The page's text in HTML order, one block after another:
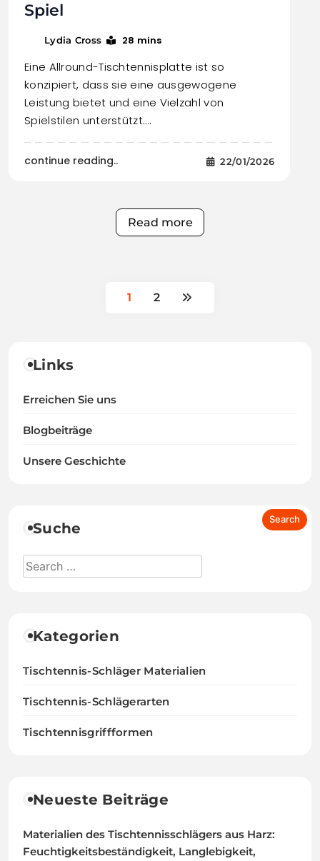
Spiel
Lydia Cross 28 mins
Eine Allround-Tischtennisplatte ist so
konzipiert, dass sie eine ausgewogene
Leistung bietet und eine Vielzahl von
Spielstilen unterstützt.…
continue reading.. 22/01/2026
Read more
1 2
Links
Erreichen Sie uns
Blogbeiträge
Unsere Geschichte
Suche
Kategorien
Tischtennis-Schläger Materialien
Tischtennis-Schlägerarten
Tischtennisgriffformen
Neueste Beiträge
Materialien des Tischtennisschlägers aus Harz:
Feuchtigkeitsbeständigkeit, Langlebigkeit,